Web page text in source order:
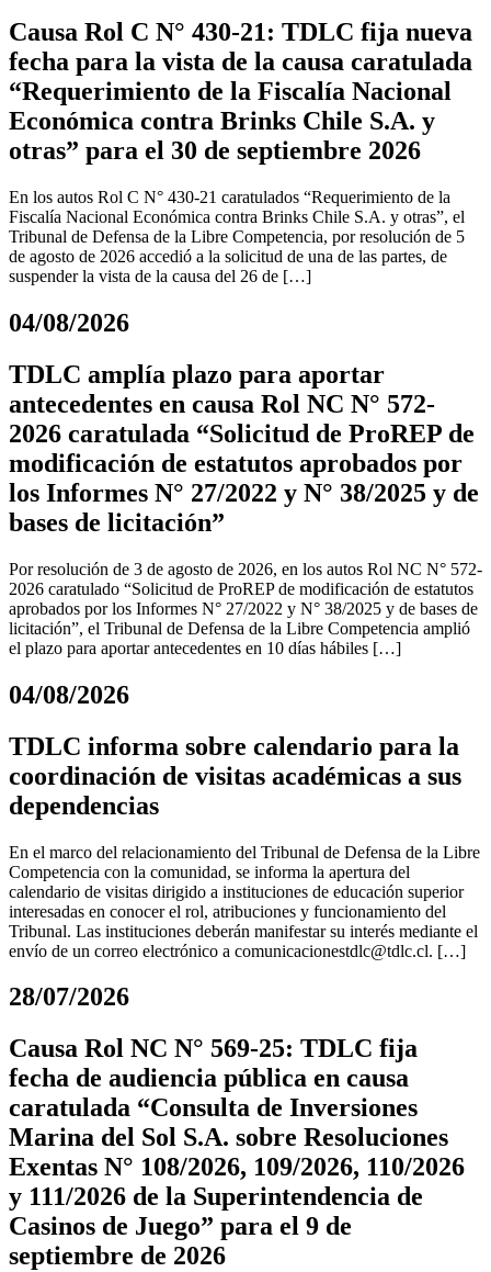
Causa Rol C N° 430-21: TDLC fija nueva
fecha para la vista de la causa caratulada
“Requerimiento de la Fiscalía Nacional
Económica contra Brinks Chile S.A. y
otras” para el 30 de septiembre 2026
En los autos Rol C N° 430-21 caratulados “Requerimiento de la
Fiscalía Nacional Económica contra Brinks Chile S.A. y otras”, el
Tribunal de Defensa de la Libre Competencia, por resolución de 5
de agosto de 2026 accedió a la solicitud de una de las partes, de
suspender la vista de la causa del 26 de […]
04/08/2026
TDLC amplía plazo para aportar
antecedentes en causa Rol NC N° 572-
2026 caratulada “Solicitud de ProREP de
modificación de estatutos aprobados por
los Informes N° 27/2022 y N° 38/2025 y de
bases de licitación”
Por resolución de 3 de agosto de 2026, en los autos Rol NC N° 572-
2026 caratulado “Solicitud de ProREP de modificación de estatutos
aprobados por los Informes N° 27/2022 y N° 38/2025 y de bases de
licitación”, el Tribunal de Defensa de la Libre Competencia amplió
el plazo para aportar antecedentes en 10 días hábiles […]
04/08/2026
TDLC informa sobre calendario para la
coordinación de visitas académicas a sus
dependencias
En el marco del relacionamiento del Tribunal de Defensa de la Libre
Competencia con la comunidad, se informa la apertura del
calendario de visitas dirigido a instituciones de educación superior
interesadas en conocer el rol, atribuciones y funcionamiento del
Tribunal. Las instituciones deberán manifestar su interés mediante el
envío de un correo electrónico a comunicacionestdlc@tdlc.cl. […]
28/07/2026
Causa Rol NC N° 569-25: TDLC fija
fecha de audiencia pública en causa
caratulada “Consulta de Inversiones
Marina del Sol S.A. sobre Resoluciones
Exentas N° 108/2026, 109/2026, 110/2026
y 111/2026 de la Superintendencia de
Casinos de Juego” para el 9 de
septiembre de 2026